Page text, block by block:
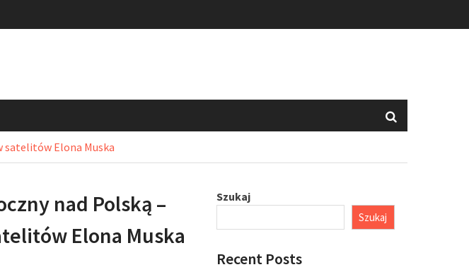
satelitów Elona Muska
nad Polską –
Elona Muska
Szukaj
Szukaj
Recent Posts